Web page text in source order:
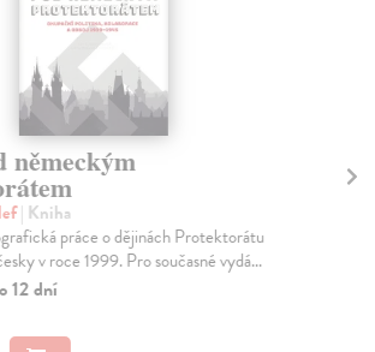
německým
| Kniha
práce o dějinách Protektorátu
v roce 1999. Pro současné vydá...
12 dní